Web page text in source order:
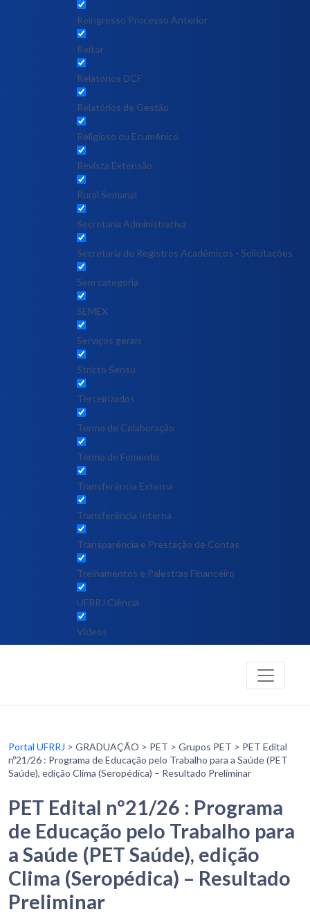
Reingresso Processo Anterior
Reitor
Relatórios DCF
Relatórios de Gestão
Religioso ou Ecumênico
Revista Extensão
Rural Semanal
Secretaria Administrativa
Secretaria de Registros Acadêmicos - Solicitações
Sem categoria
SEMEX
Serviços gerais
Stricto Sensu
Terceirizados
Termo de Colaboração
Termo de Fomento
Transferência Externa
Transferência Interna
Transparência e Prestação de Contas
Treinamentos e Palestras Financeiro
UFRRJ Ciência
Vídeos
Portal UFRRJ > GRADUAÇÃO > PET > Grupos PET > PET Edital
nº21/26 : Programa de Educação pelo Trabalho para a Saúde (PET
Saúde), edição Clima (Seropédica) – Resultado Preliminar
PET Edital nº21/26 : Programa
de Educação pelo Trabalho para
a Saúde (PET Saúde), edição
Clima (Seropédica) – Resultado
Preliminar